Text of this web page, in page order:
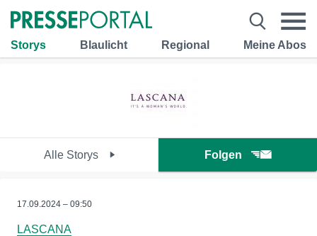
Storys Blaulicht Regional Meine Abos
Alle Storys Folgen
17.09.2024 – 09:50
LASCANA